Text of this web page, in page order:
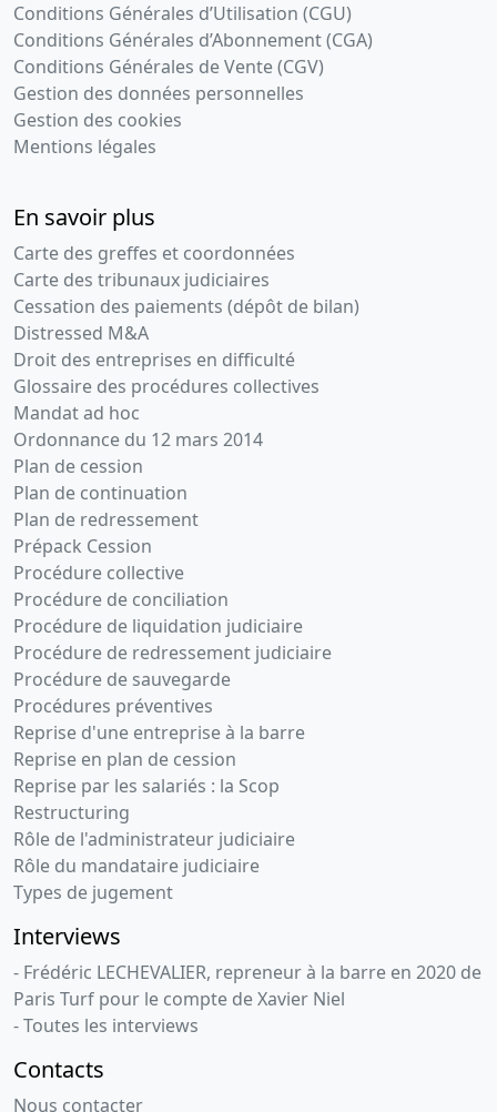
Conditions Générales d’Utilisation (CGU)
Conditions Générales d’Abonnement (CGA)
Conditions Générales de Vente (CGV)
Gestion des données personnelles
Gestion des cookies
Mentions légales
En savoir plus
Carte des greffes et coordonnées
Carte des tribunaux judiciaires
Cessation des paiements (dépôt de bilan)
Distressed M&A
Droit des entreprises en difficulté
Glossaire des procédures collectives
Mandat ad hoc
Ordonnance du 12 mars 2014
Plan de cession
Plan de continuation
Plan de redressement
Prépack Cession
Procédure collective
Procédure de conciliation
Procédure de liquidation judiciaire
Procédure de redressement judiciaire
Procédure de sauvegarde
Procédures préventives
Reprise d'une entreprise à la barre
Reprise en plan de cession
Reprise par les salariés : la Scop
Restructuring
Rôle de l'administrateur judiciaire
Rôle du mandataire judiciaire
Types de jugement
Interviews
- Frédéric LECHEVALIER, repreneur à la barre en 2020 de
Paris Turf pour le compte de Xavier Niel
- Toutes les interviews
Contacts
Nous contacter